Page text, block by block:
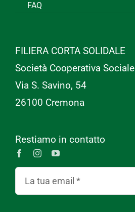
FAQ
FILIERA CORTA SOLIDALE
Società Cooperativa Sociale
Via S. Savino, 54
26100 Cremona
Restiamo in contatto